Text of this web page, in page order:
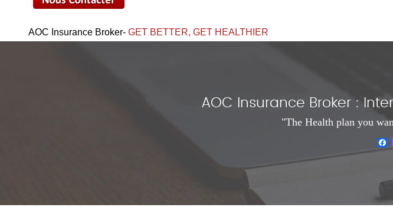
AOC Insurance Broker- GET BETTER, GET HEALTHIER
AOC Insurance Broker :
"The Health plan you